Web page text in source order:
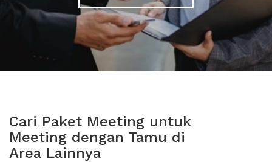
Cari Paket Meeting untuk
Meeting dengan Tamu di
Area Lainnya